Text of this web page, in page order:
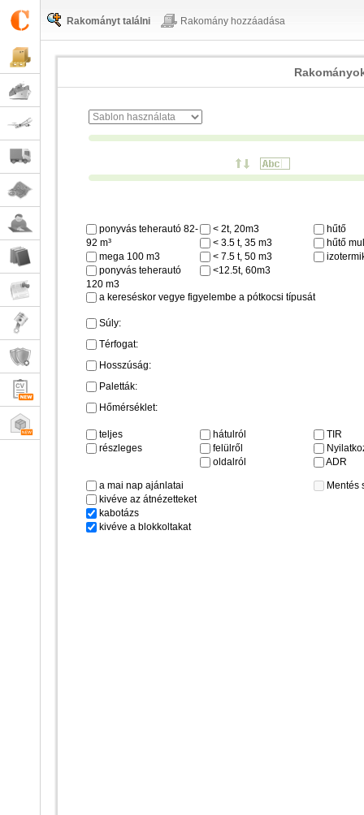
Rakományt találni Rakomány hozzáadása
ponyvás teherautó 82-
92 m³
mega 100 m3
ponyvás teherautó
120 m3
< 2t, 20m3
< 3.5 t, 35 m3
< 7.5 t, 50 m3
<12.5t, 60m3
hűtő
hűtő
a kereséskor vegye figyelembe a pótkocsi típusát
Súly:
Térfogat:
Hosszúság:
Paletták:
Hőmérséklet:
teljes
részleges
hátulról
felülről
oldalról
TIR
ADR
a mai nap ajánlatai
kivéve az átnézetteket
kabotázs
kivéve a blokkoltakat
Mentés